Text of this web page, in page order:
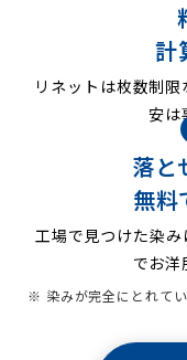
計
リネットは枚数制
安は
落と
無料
工場で見つけた染
でお洋
※ 染みが完全にとれて